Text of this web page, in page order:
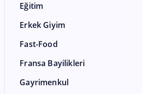
Eğitim
Erkek Giyim
Fast-Food
Fransa Bayilikleri
Gayrimenkul